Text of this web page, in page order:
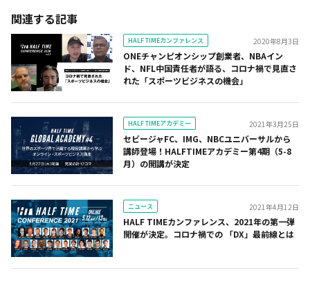
関連する記事
HALF TIMEカンファレンス 2020年8月3日
ONEチャンピオンシップ創業者、NBAイン
ド、NFL中国責任者が語る、コロナ禍で見直さ
れた「スポーツビジネスの機会」
HALF TIMEアカデミー 2021年3月25日
セビージャFC、IMG、NBCユニバーサルから
講師登場！HALFTIMEアカデミー第4期（5-8
月）の開講が決定
ニュース 2021年4月12日
HALF TIMEカンファレンス、2021年の第一弾
開催が決定。コロナ禍での 「DX」最前線とは